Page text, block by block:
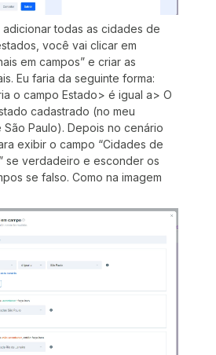
todas as cidades de
você vai clicar em
em campos” e criar as
Eu faria da seguinte forma:
o campo Estado> é igual a> O
cadastrado (no meu
Paulo). Depois no cenário
exibir o campo “Cidades de
se verdadeiro e esconder os
se falso. Como na imagem